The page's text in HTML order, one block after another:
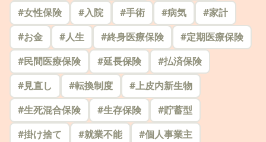
#女性保険 #入院 #手術 #病気 #家計
#お金 #人生 #終身医療保険 #定期医療保険
#民間医療保険 #延長保険 #払済保険
#見直し #転換制度 #上皮内新生物
#生死混合保険 #生存保険 #貯蓄型
#掛け捨て #就業不能 #個人事業主